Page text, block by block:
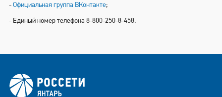
-Официальная группа ВКонтакте;
- Единый номер телефона 8-800-250-8-458.